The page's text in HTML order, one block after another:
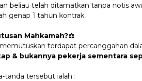
beliau telah ditamatkan tanpa notis
genap 1 tahun kontrak.
Mahkamah?⚖️
terdapat percanggahan
& bukannya pekerja sementara
tanda tersebut ialah :